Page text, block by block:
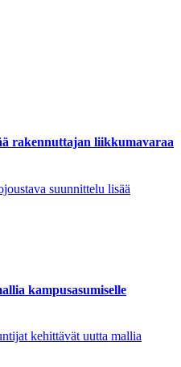
rakennuttajan liikkumavaraa
suunnittelu lisää
kampusasumiselle
kehittävät uutta mallia